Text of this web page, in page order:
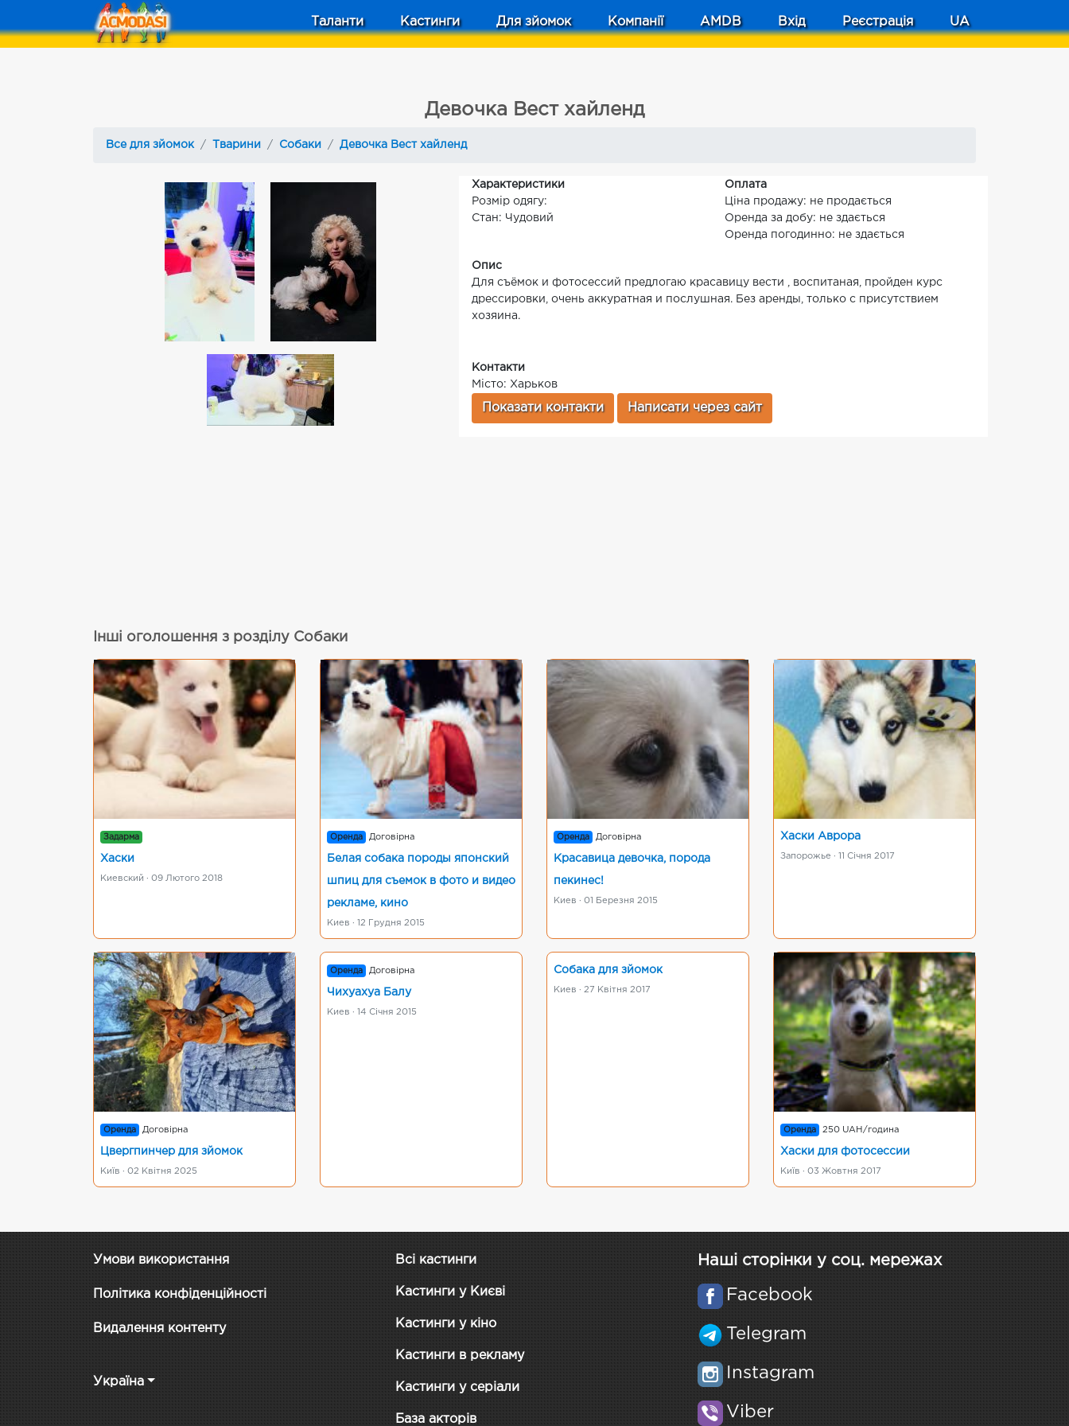
Таланти Кастинги Для зйомок Компанії AMDB Вхід Реєстрація UA
Девочка Вест хайленд
Все для зйомок Тварини Собаки Девочка Вест хайленд
Характеристики
Розмір одягу:
Стан: Чудовий
Оплата
Ціна продажу: не продається
Оренда за добу: не здається
Оренда погодинно: не здається
Опис
Для съёмок и фотосессий предлогаю красавицу вести , воспитаная, пройден курс
дрессировки, очень аккуратная и послушная. Без аренды, только с присутствием
хозяина.
Контакти
Місто: Харьков
Показати контакти Написати через сайт
Інші оголошення з розділу Собаки
Задарма
Хаски
Киевский · 09 Лютого 2018
Оренда Договірна
Белая собака породы японский
шпиц для съемок в фото и видео
рекламе, кино
Киев · 12 Грудня 2015
Оренда Договірна
Красавица девочка, порода
пекинес!
Киев · 01 Березня 2015
Хаски Аврора
Запорожье · 11 Січня 2017
Оренда Договірна
Цвергпинчер для зйомок
Київ · 02 Квітня 2025
Оренда Договірна
Чихуахуа Балу
Киев · 14 Січня 2015
Собака для зйомок
Киев · 27 Квітня 2017
Оренда 250 UAH/година
Хаски для фотосессии
Київ · 03 Жовтня 2017
Умови використання
Політика конфіденційності
Видалення контенту
Україна
Всі кастинги
Кастинги у Києві
Кастинги у кіно
Кастинги в рекламу
Кастинги у серіали
База акторів
Наші сторінки у соц. мережах
Facebook
Telegram
Instagram
Viber